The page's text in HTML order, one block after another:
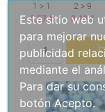
1 > 1
3,57 €
2 > 9
3,40 €
Este sitio web
para mejorar
publicidad
mediante el
Para dar su
botón Acepto.